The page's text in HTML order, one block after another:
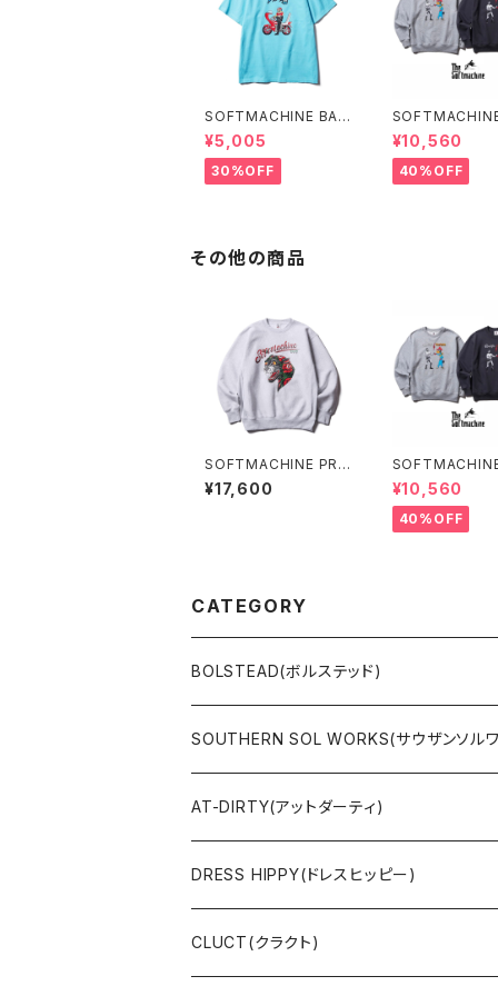
SOFTMACHINE BAR
I BARI-T (T-SHIRT
S)
¥5,005
30%OFF
ERATION
REW NECK
¥10,560
40%OFF
その他の商品
SOFTMACHINE PRE
TEND SWEAT
¥17,600
ERATION
REW NECK
¥10,560
40%OFF
CATEGORY
BOLSTEAD(ボルステッド)
JACKET
SWEAT & HOODIE
L/S & S/S SHIRT
L/S & S/S TEE
SOUTHERN SOL WORKS(サウザンソル
SWEAT & HOODIE
L/S & S/S TEE
AT-DIRTY(アットダーティ)
JACKET
SWEAT & HOODIE
DRESS HIPPY(ドレスヒッピー)
L/S & S/S T-SHIRT
CLUCT(クラクト)